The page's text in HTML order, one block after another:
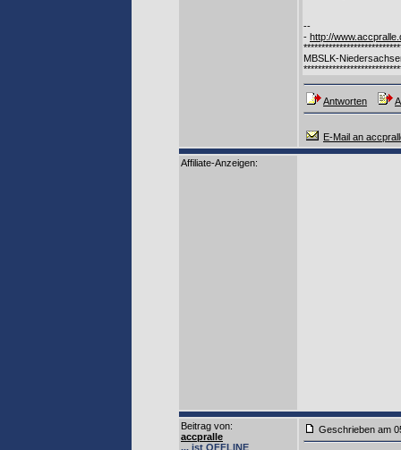
--
- http://
MBSLK-
Antworten
E-Mail an
Affiliate-Anzeigen:
Beitrag von:
accpralle
... ist OFFLINE
Geschrieben